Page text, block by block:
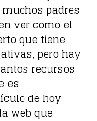
padres
ver como el
que tiene
pero hay
recursos
es
de hoy
web que